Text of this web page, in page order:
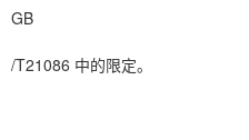
GB
/T21086 中的限定。